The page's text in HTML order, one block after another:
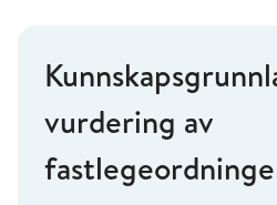
vurdering av